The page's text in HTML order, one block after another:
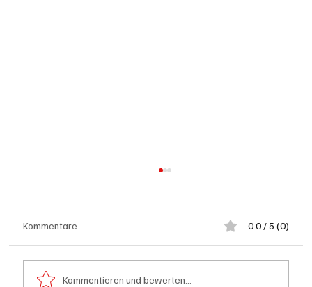
Kommentare 0.0 / 5 (0)
Kommentieren und bewerten...